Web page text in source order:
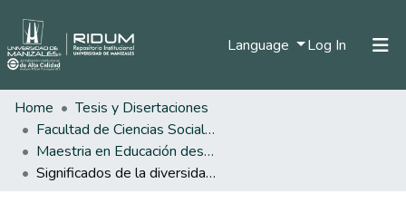
Language Log In (current)
Home
Tesis y Disertaciones
Facultad de Ciencias Sociales y Humanas
Maestria en Educación desde la Diversidad
Significados de la diversidad que emergen desde las voces de los niños y las niñas entre los 8 y 13 años del Centro educativo Los Árboles, sede campamento del municipio de Florencia Cauca, en sus contextos educativos